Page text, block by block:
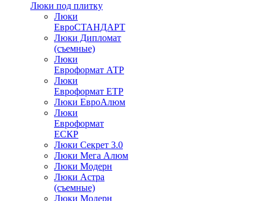
Люки под плитку
Люки
ЕвроСТАНДАРТ
Люки Дипломат
(съемные)
Люки
Евроформат АТР
Люки
Евроформат ЕТР
Люки ЕвроАлюм
Люки
Евроформат
ЕСКР
Люки Секрет 3.0
Люки Мега Алюм
Люки Модерн
Люки Астра
(съемные)
Люки Модерн